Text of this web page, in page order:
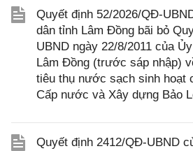
Quyết định 52/2026/QĐ-
dân tỉnh Lâm Đồng bãi bỏ
UBND ngày 22/8/2011 của
Lâm Đồng (trước sáp nhập)
tiêu thụ nước sạch sinh hoạt
Cấp nước và Xây dựng Bảo
Quyết định 2412/QĐ-UBND